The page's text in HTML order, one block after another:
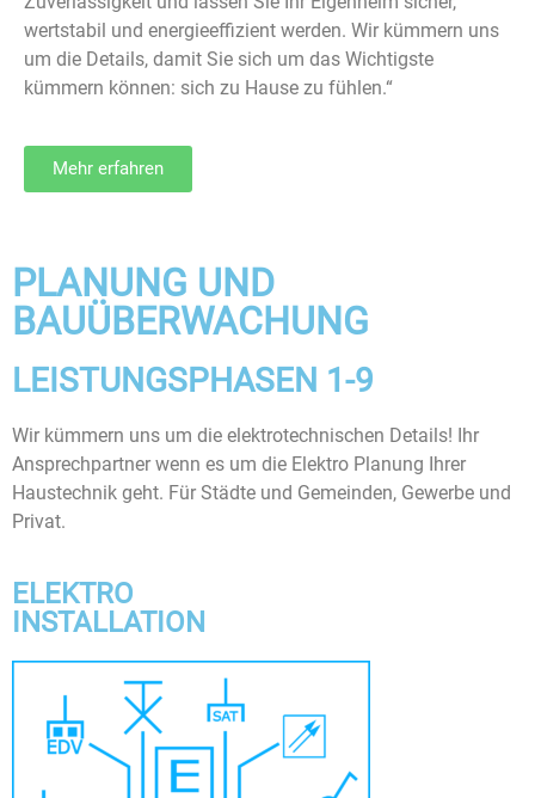
wertstabil und energieeffizient werden. Wir kümmern uns
um die Details, damit Sie sich um das Wichtigste
kümmern können: sich zu Hause zu fühlen.“
Mehr erfahren
PLANUNG UND
BAUÜBERWACHUNG
LEISTUNGSPHASEN 1-9
Wir kümmern uns um die elektrotechnischen Details! Ihr
Ansprechpartner wenn es um die Elektro Planung Ihrer
Haustechnik geht. Für Städte und Gemeinden, Gewerbe und
Privat.
ELEKTRO
INSTALLATION